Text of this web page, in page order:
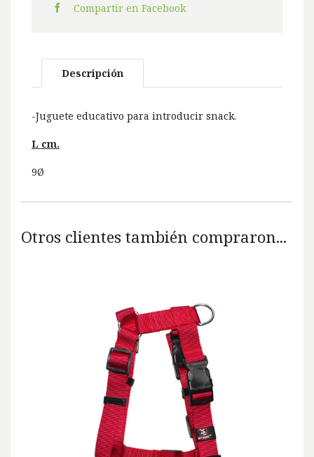
Compartir en Facebook
Descripción
-Juguete educativo para introducir snack.
L cm.
9Ø
Otros clientes también compraron...